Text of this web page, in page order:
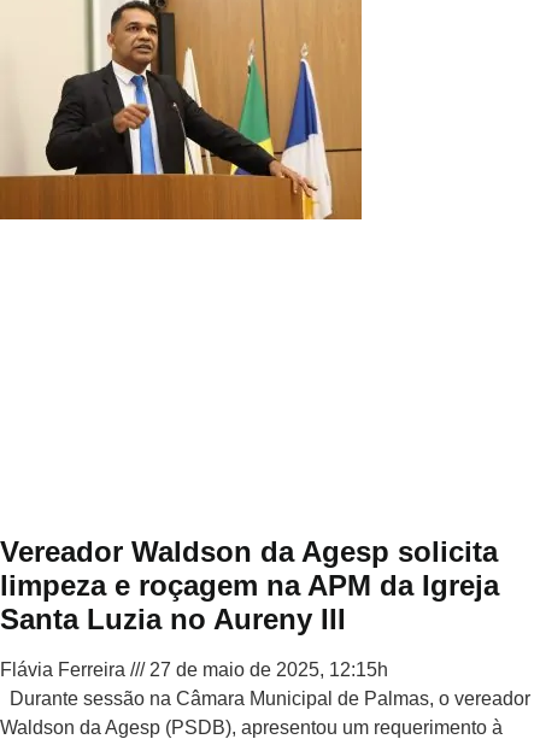
Vereador Waldson da Agesp solicita
limpeza e roçagem na APM da Igreja
Santa Luzia no Aureny III
Flávia Ferreira
27 de maio de 2025, 12:15h
Durante sessão na Câmara Municipal de Palmas, o vereador
Waldson da Agesp (PSDB), apresentou um requerimento à